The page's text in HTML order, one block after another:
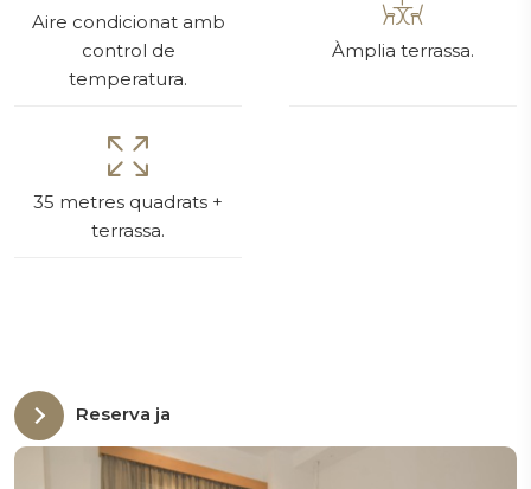
Aire condicionat amb
control de
temperatura.
Àmplia terrassa.
35 metres quadrats +
terrassa.
Reserva ja